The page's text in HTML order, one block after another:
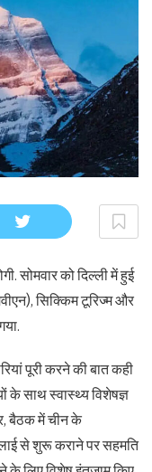
सोमवार को दिल्ली में हुई
सिक्किम टूरिज्म और
पूरी करने की बात कही
के साथ स्वास्थ्य विशेषज्ञ
बैठक में चीन के
से शुरू कराने पर सहमति